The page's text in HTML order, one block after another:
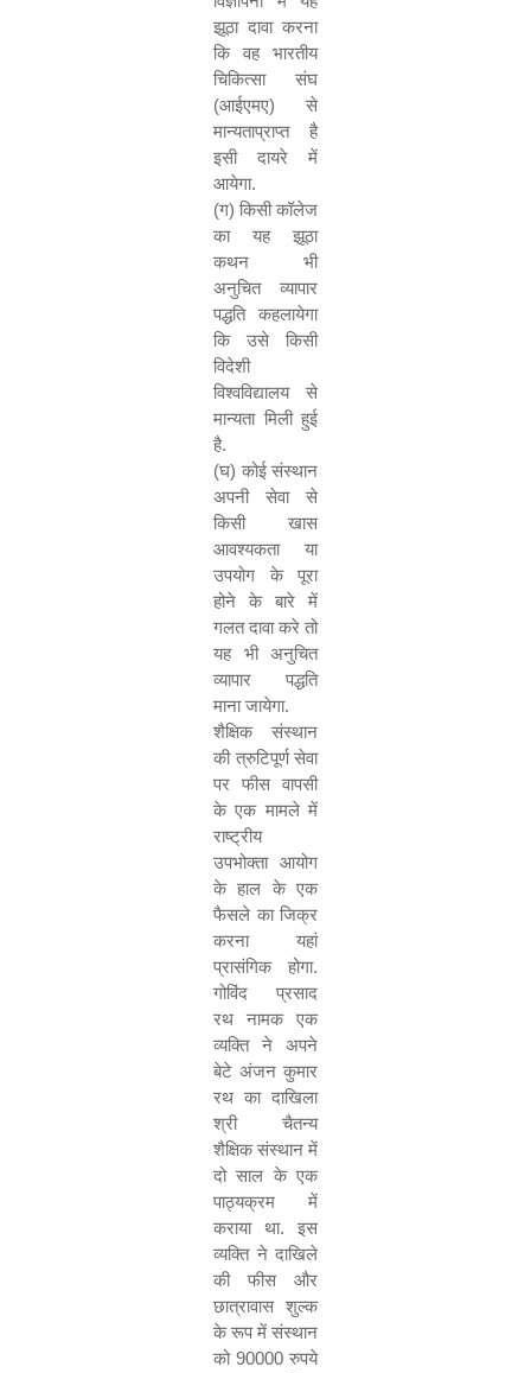
झूठा दावा करना
कि वह भारतीय
चिकित्सा संघ
(आईएमए) से
मान्यताप्राप्त है
इसी दायरे में
आयेगा.
(ग) किसी कॉलेज
का यह झूठा
कथन भी
अनुचित व्यापार
पद्धति कहलायेगा
कि उसे किसी
विदेशी
विश्वविद्यालय से
मान्यता मिली हुई
है.
(घ) कोई संस्थान
अपनी सेवा से
किसी खास
आवश्यकता या
उपयोग के पूरा
होने के बारे में
गलत दावा करे तो
यह भी अनुचित
व्यापार पद्धति
माना जायेगा.
शैक्षिक संस्थान
की त्रुटिपूर्ण सेवा
पर फीस वापसी
के एक मामले में
राष्ट्रीय
उपभोक्ता आयोग
के हाल के एक
फैसले का जिक्र
करना यहां
प्रासंगिक होगा.
गोविंद प्रसाद
रथ नामक एक
व्यक्ति ने अपने
बेटे अंजन कुमार
रथ का दाखिला
श्री चैतन्य
शैक्षिक संस्थान में
दो साल के एक
पाठ्यक्रम में
कराया था. इस
व्यक्ति ने दाखिले
की फीस और
छात्रावास शुल्क
के रूप में संस्थान
को 90000 रुपये